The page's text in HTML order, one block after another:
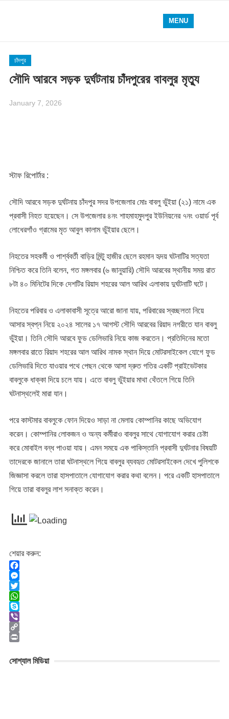
MENU
চাঁদপুর
সৌদি আরবে সড়ক দুর্ঘটনায় চাঁদপুরের বাবলুর মৃত্যু
January 7, 2026
স্টাফ রিপোর্টার :
সৌদি আরবে সড়ক দুর্ঘটনায় চাঁদপুর সদর উপজেলার মোঃ বাবলু ভুঁইয়া (২১) নামে এক
প্রবাসী নিহত হয়েছেন। সে উপজেলার ৪নং শাহমাহমুদপুর ইউনিয়নের ৭নং ওয়ার্ড পূর্ব
লোধেরগাঁও গ্রামের মৃত আবুল কালাম ভুঁইয়ার ছেলে।
নিহতের সহকর্মী ও পার্শ্ববর্তী বাড়ির মিন্টু হাজীর ছেলে রহমান হৃদয় ঘটনাটির সত্যতা
নিশ্চিত করে তিনি বলেন, গত মঙ্গলবার (৬ জানুয়ারি) সৌদি আরবের স্থানীয় সময় রাত
৮টা ৪০ মিনিটের দিকে দেশটির রিয়াদ শহরের আল আরিথ এলাকায় দুর্ঘটনাটি ঘটে।
নিহতের পরিবার ও এলাকাবাসী সূত্রে আরো জানা যায়, পরিবারের স্বচ্ছলতা নিয়ে
আসার স্বপ্ন নিয়ে ২০২৪ সালের ১৭ আগস্ট সৌদি আরবের রিয়াদ নগরীতে যান বাবলু
ভুঁইয়া। তিনি সৌদি আরবে ফুড ডেলিভারি নিয়ে কাজ করতেন। প্রতিদিনের মতো
মঙ্গলবার রাতে রিয়াদ শহরের আল আরিথ নামক স্থান দিয়ে মোটরসাইকেল যোগে ফুড
ডেলিভারি দিতে যাওয়ার পথে পেছন থেকে আসা দ্রুত গতির একটি প্রাইভেটকার
বাবলুকে ধাক্কা দিয়ে চলে যায়। এতে বাবলু ভুঁইয়ার মাথা থেঁতলে গিয়ে তিনি
ঘটনাস্থলেই মারা যান।
পরে কাস্টমার বাবলুকে ফোন দিয়েও সাড়া না মেলায় কোম্পানির কাছে অভিযোগ
করেন। কোম্পানির লোকজন ও অন্য কর্মীরাও বাবলুর সাথে যোগাযোগ করার চেষ্টা
করে মোবাইল বন্ধ পাওয়া যায়। এমন সময়ে এক পাকিস্তানি প্রবাসী দুর্ঘটনার বিষয়টি
তাদেরকে জানালে তারা ঘটনাস্থলে গিয়ে বাবলুর ব্যবহৃত মোটরসাইকেল দেখে পুলিশকে
জিজ্ঞাসা করলে তারা হাসপাতালে যোগাযোগ করার কথা বলেন। পরে একটি হাসপাতালে
গিয়ে তারা বাবলুর লাশ সনাক্ত করেন।
শেয়ার করুন:
F
a
c
e
b
o
o
M
e
s
s
e
n
e
T
w
i
t
t
r
W
h
a
t
A
S
k
y
e
V
i
e
C
p
r
সোশ্যাল মিডিয়া